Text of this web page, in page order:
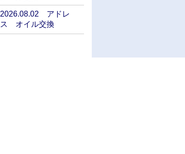
2026.08.02 アドレ
ス オイル交換